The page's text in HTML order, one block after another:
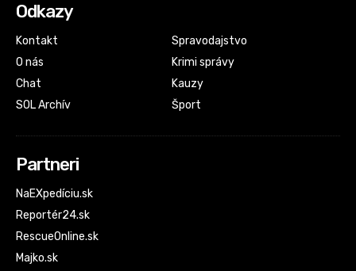
Odkazy
Kontakt
O nás
Chat
SOL Archív
Spravodajstvo
Krimi správy
Kauzy
Šport
Partneri
NaEXpedíciu.sk
Reportér24.sk
RescueOnline.sk
Majko.sk